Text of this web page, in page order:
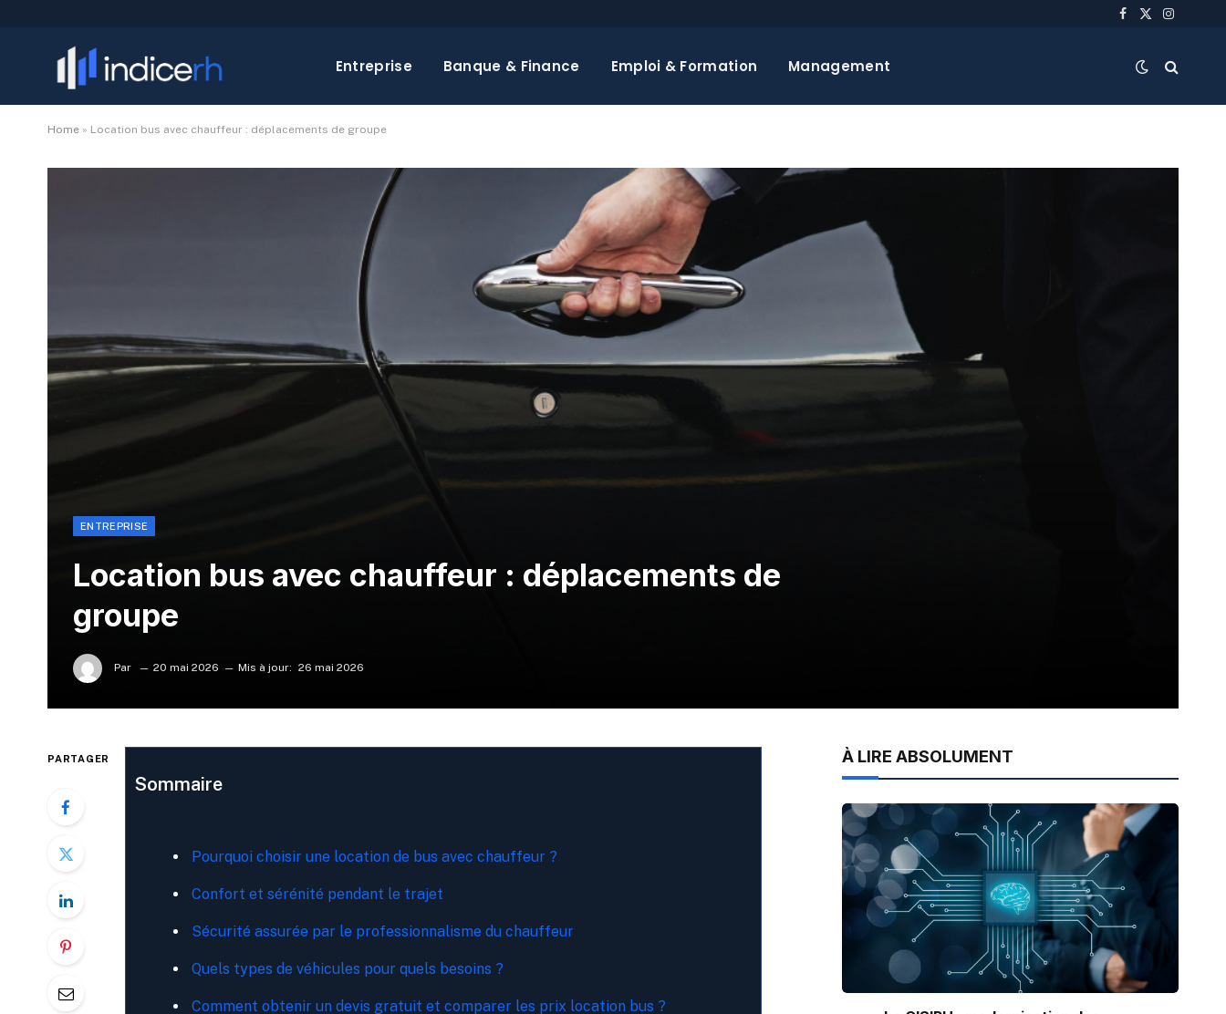
Facebook
X
Entreprise Banque & Finance Emploi & Formation Management
Home » Location bus avec chauffeur : déplacements de groupe
ENTREPRISE
Location bus avec chauffeur : déplacements de
groupe
Par 20 mai 2026 Mis à jour: 26 mai 2026
PARTAGER
Sommaire
Pourquoi choisir une location de bus avec chauffeur ?
Confort et sérénité pendant le trajet
Sécurité assurée par le professionnalisme du chauffeur
Quels types de véhicules pour quels besoins ?
Comment obtenir un devis gratuit et comparer les prix location bus ?
À LIRE ABSOLUMENT